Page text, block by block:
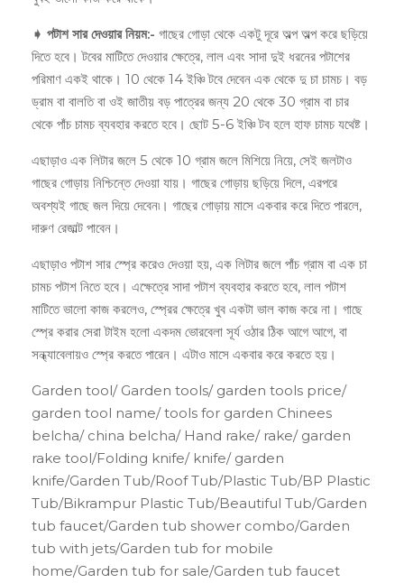
➧ পটাশ সার দেওয়ার নিয়ম:- গাছের গোড়া থেকে একটু দূরে অল্প অল্প করে ছড়িয়ে
দিতে হবে। টবের মাটিতে দেওয়ার ক্ষেত্রে, লাল এবং সাদা দুই ধরনের পটাশের
পরিমাণ একই থাকে। 10 থেকে 14 ইঞ্চি টবে দেবেন এক থেকে দু চা চামচ। বড়
ড্রাম বা বালতি বা ওই জাতীয় বড় পাত্রের জন্য 20 থেকে 30 গ্রাম বা চার
থেকে পাঁচ চামচ ব্যবহার করতে হবে। ছোট 5-6 ইঞ্চি টব হলে হাফ চামচ যথেষ্ট।
এছাড়াও এক লিটার জলে 5 থেকে 10 গ্রাম জলে মিশিয়ে নিয়ে, সেই জলটাও
গাছের গোড়ায় নিশ্চিন্তে দেওয়া যায়। গাছের গোড়ায় ছড়িয়ে দিলে, এরপরে
অবশ্যই গাছে জল দিয়ে দেবেন৷। গাছের গোড়ায় মাসে একবার করে দিতে পারলে,
দারুণ রেজাল্ট পাবেন।
এছাড়াও পটাশ সার স্প্রে করেও দেওয়া হয়, এক লিটার জলে পাঁচ গ্রাম বা এক চা
চামচ পটাশ নিতে হবে। এক্ষেত্রে সাদা পটাশ ব্যবহার করতে হবে, লাল পটাশ
মাটিতে ভালো কাজ করলেও, স্প্রের ক্ষেত্রে খুব একটা ভাল কাজ করে না। গাছে
স্প্রে করার সেরা টাইম হলো একদম ভোরবেলা সূর্য ওঠার ঠিক আগে আগে, বা
সন্ধ্যাবেলায়ও স্প্রে করতে পারেন। এটাও মাসে একবার করে করতে হয়।
Garden tool/ Garden tools/ garden tools price/
garden tool name/ tools for garden Chinees
belcha/ china belcha/ Hand rake/ rake/ garden
rake tool/Folding knife/ knife/ garden
knife/Garden Tub/Roof Tub/Plastic Tub/BP Plastic
Tub/Bikrampur Plastic Tub/Beautiful Tub/Garden
tub faucet/Garden tub shower combo/Garden
tub with jets/Garden tub for mobile
home/Garden tub for sale/Garden tub faucet